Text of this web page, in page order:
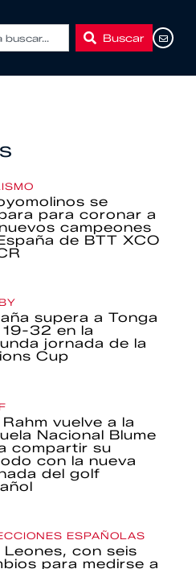
Buscar
se
para coronar a
campeones
de BTT XCO
supera a Tonga
32 en la
jornada de la
Cup
Rahm vuelve a la
Nacional Blume
compartir su
con la nueva
del golf
ESPAÑOLAS
Leones, con seis
para medirse a